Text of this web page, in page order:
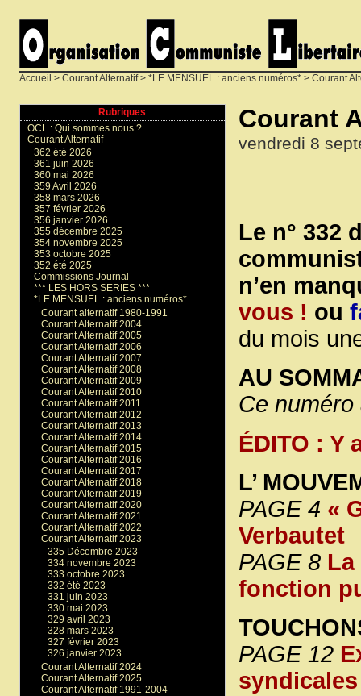
Accueil > Courant Alternatif> *LE MENSUEL : anciens numéros* > Courant
Courant
vendredi 8
Le n° 332
n’en
vous ! ou
du mois
AU
Ce
ÉDITO : Y
L’
PAGE 4 «
Verbautet
PAGE 8
fonction
PAGE 12
Rubriques
OCL : Qui sommes nous ?
Courant Alternatif
362 été 2026
361 juin 2026
360 mai 2026
359 Avril 2026
358 mars 2026
357 février 2026
356 janvier 2026
355 décembre 2025
354 novembre 2025
353 octobre 2025
352 été 2025
Commissions Journal
*** LES HORS SERIES ***
*LE MENSUEL : anciens numéros*
Courant alternatif 1980-1991
Courant Alternatif 2004
Courant Alternatif 2005
Courant Alternatif 2006
Courant Alternatif 2007
Courant Alternatif 2008
Courant Alternatif 2009
Courant Alternatif 2010
Courant Alternatif 2011
Courant Alternatif 2012
Courant Alternatif 2013
Courant Alternatif 2014
Courant Alternatif 2015
Courant Alternatif 2016
Courant Alternatif 2017
Courant Alternatif 2018
Courant Alternatif 2019
Courant Alternatif 2020
Courant Alternatif 2021
Courant Alternatif 2022
Courant Alternatif 2023
335 Décembre 2023
334 novembre 2023
333 octobre 2023
332 été 2023
331 juin 2023
330 mai 2023
329 avril 2023
328 mars 2023
327 février 2023
326 janvier 2023
Courant Alternatif 2024
Courant Alternatif 2025
Courant Alternatif 1991-2004